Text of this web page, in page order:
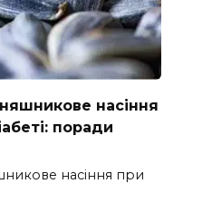
насіння
поради
насіння при